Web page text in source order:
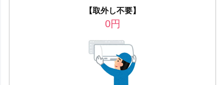
【取外し不要】
0円